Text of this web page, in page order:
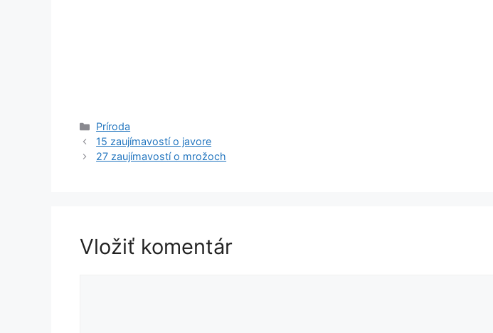
Kategórie
Príroda
15 zaujímavostí o javore
27 zaujímavostí o mrožoch
Vložiť komentár